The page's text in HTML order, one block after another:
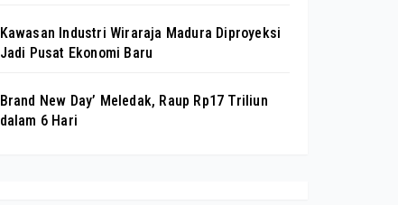
Kawasan Industri Wiraraja Madura Diproyeksi
Jadi Pusat Ekonomi Baru
Brand New Day’ Meledak, Raup Rp17 Triliun
dalam 6 Hari